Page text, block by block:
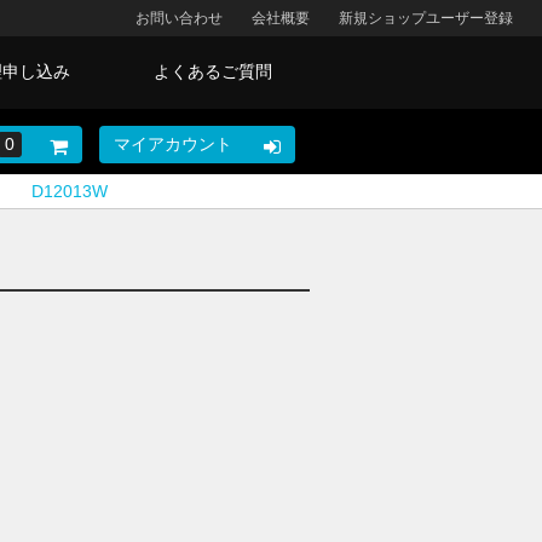
新規ショップユーザー登録
会社概要
お問い合わせ
し込み よくあるご質問
0 マイアカウント
D12013W